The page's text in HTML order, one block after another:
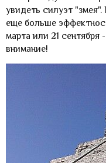
увидеть силуэт
еще больше
марта или 21 сентября
внимание!